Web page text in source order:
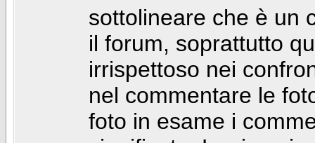
sottolineare che è un
il forum, soprattutto
irrispettoso nei
nel commentare le
foto in esame i